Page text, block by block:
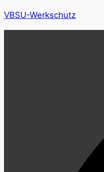
VBSU-Werkschutz